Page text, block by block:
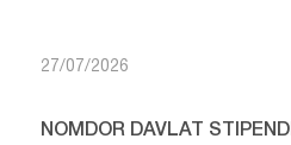
27/07/2026
NOMDOR DAVLAT